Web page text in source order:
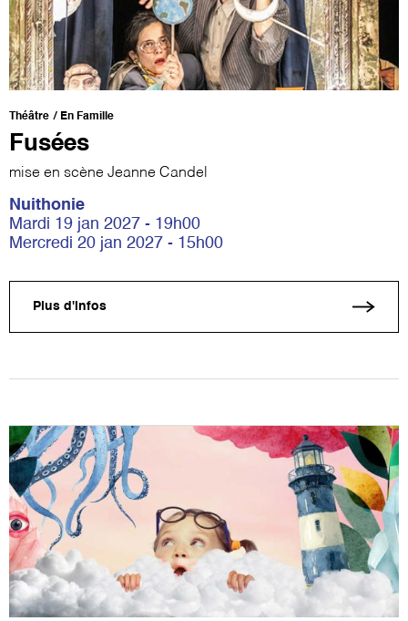
Théâtre En Famille
Fusées
mise en scène Jeanne Candel
Nuithonie
Mardi 19 jan 2027 - 19h00
Mercredi 20 jan 2027 - 15h00
Plus d'infos